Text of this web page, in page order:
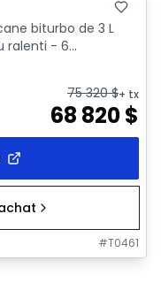
biturbo de 3 L
ralenti - 6...
75 320$+ tx
68 820$
#T0461